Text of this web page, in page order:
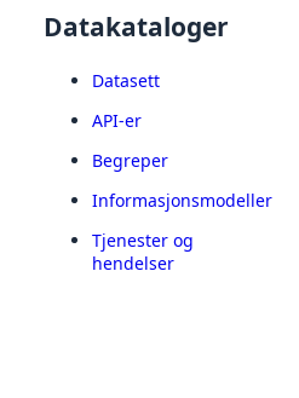
Datakataloger
Datasett
API-er
Begreper
Informasjonsmodeller
Tjenester og
hendelser